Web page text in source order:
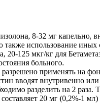
8-32 мг капельно,
использование
20-125 мкг/кг для
больного.
применять на
вводят внутривенно
разделить на 2
20 мг (0,2%-1